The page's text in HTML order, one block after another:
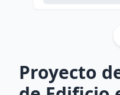
Proyecto